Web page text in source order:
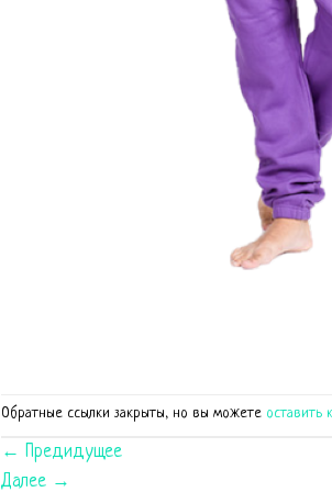
Обратные ссылки закрыты, но вы можете оставить
← Предидущее
Далее →